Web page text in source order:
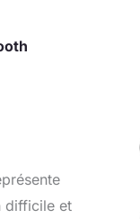
difficile et